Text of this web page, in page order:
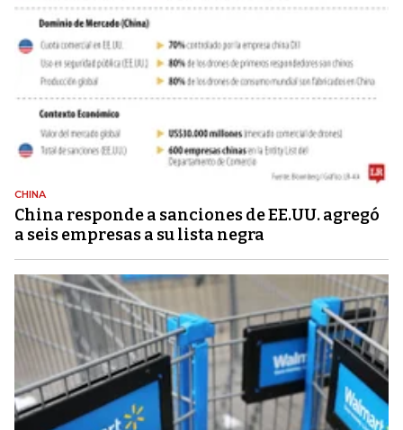
CHINA
China responde a sanciones de EE.UU. agregó
a seis empresas a su lista negra